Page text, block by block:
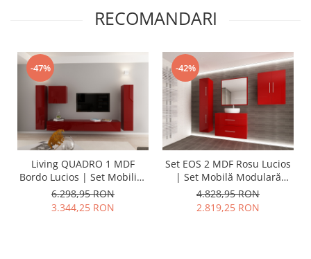
RECOMANDARI
-47%
Living QUADRO 1 MDF
Bordo Lucios | Set Mobilier
Modular Suspendat
Premium Configurabil
pentru un Living Modern
6.298,95 RON
3.344,25 RON
-42%
Set EOS 2 MDF Rosu Lucios
| Set Mobilă Modulară
Suspendată pentru Baie |
Mobilier Premium, Modern,
Configurabil și
4.828,95 RON
2.819,25 RON